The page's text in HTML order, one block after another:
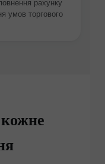
умов торгового